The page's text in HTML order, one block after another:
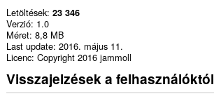
Letöltések 23 346
Verzió 1.0
Méret 8,8 MB
Last update 2016. május 11.
Licenc Copyright 2016 jammoll
Visszajelzések a felhasználóktól